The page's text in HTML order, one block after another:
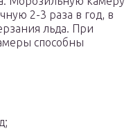
2-3 раза в год, в
льда. При
способны